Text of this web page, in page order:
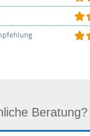
Beratung?